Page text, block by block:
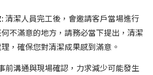
: 清潔人員完工後，會邀請客戶當場進行
不滿意的地方，請務必當下提出，清潔
，確保您對清潔成果感到滿意。
前溝通與現場確認，力求減少可能發生